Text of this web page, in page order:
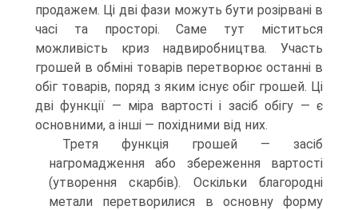
продажем. Ці дві фази можуть бути розірвані в
часі та просторі. Саме тут міститься
можливість криз надвиробництва. Участь
грошей в обміні товарів перетворює останні в
обіг товарів, поряд з яким існує обіг грошей. Ці
дві функції — міра вартості і засіб обігу — є
основними, а інші — похідними від них.
Третя функція грошей — засіб
нагромадження або збереження вартості
(утворення скарбів). Оскільки благородні
метали перетворилися в основну форму